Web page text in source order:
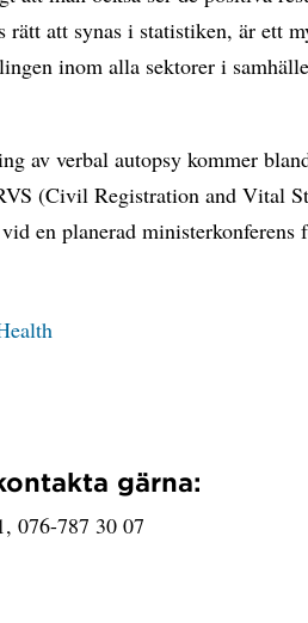
att synas i statistiken, är ett
inom alla sektorer i
av verbal autopsy kommer
(Civil Registration and Vital
en planerad ministerkonferens
gärna:
076-787 30 07